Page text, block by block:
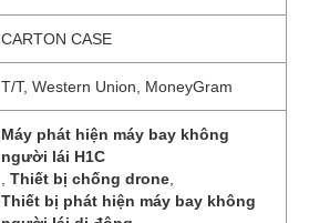
CARTON CASE
T/T, Western Union, MoneyGram
Máy phát hiện máy bay không
người lái H1C
,Thiết bị chống drone
Thiết bị phát hiện máy bay không